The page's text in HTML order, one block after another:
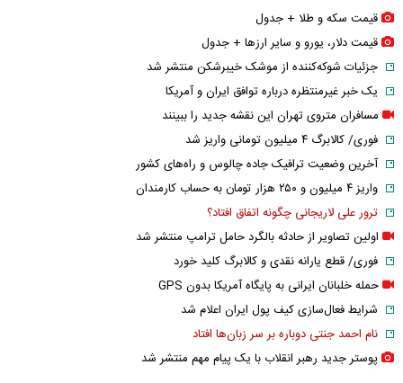
قیمت سکه و طلا + جدول
قیمت دلار، یورو و سایر ارز‌ها + جدول
جزئیات شوکه‌کننده از موشک خیبرشکن منتشر شد
یک خبر غیرمنتظره درباره توافق ایران و آمریکا
مسافران متروی تهران این نقشه جدید را ببینند
فوری/ کالابرگ ۴ میلیون تومانی واریز شد
آخرین وضعیت ترافیک جاده چالوس و راه‌های کشور
واریز ۴ میلیون و ۲۵۰ هزار تومان به حساب کارمندان
ترور علی لاریجانی چگونه اتفاق افتاد؟
اولین تصاویر از حادثه بالگرد حامل ترامپ منتشر شد
فوری/ قطع یارانه نقدی و کالابرگ کلید خورد
حمله خلبانان ایرانی به پایگاه آمریکا بدون GPS
شرایط فعال‌سازی کیف پول ایران اعلام شد
نام احمد جنتی دوباره بر سر زبان‌ها افتاد
پوستر جدید رهبر انقلاب با یک پیام مهم منتشر شد